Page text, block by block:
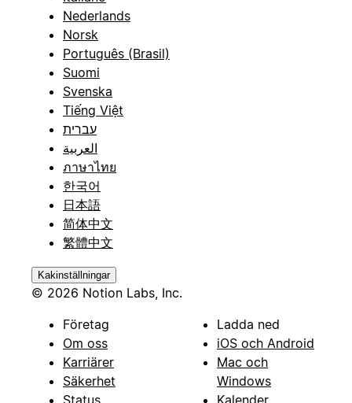
Nederlands
Norsk
Português (Brasil)
Suomi
Svenska
Tiếng Việt
עברית
العربية
ภาษาไทย
한국어
日本語
简体中文
繁體中文
Kakinställningar
© 2026 Notion Labs, Inc.
Företag
Om oss
Karriärer
Säkerhet
Status
Ladda ned
iOS och Android
Mac och
Windows
Kalender